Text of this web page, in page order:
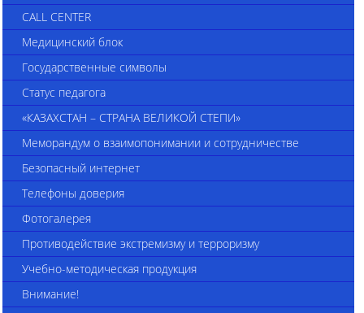
CALL CENTER
Медицинский блок
Государственные символы
Статус педагога
«КАЗАХСТАН – СТРАНА ВЕЛИКОЙ СТЕПИ»
Меморандум о взаимопонимании и сотрудничестве
Безопасный интернет
Телефоны доверия
Фотогалерея
Противодействие экстремизму и терроризму
Учебно-методическая продукция
Внимание!